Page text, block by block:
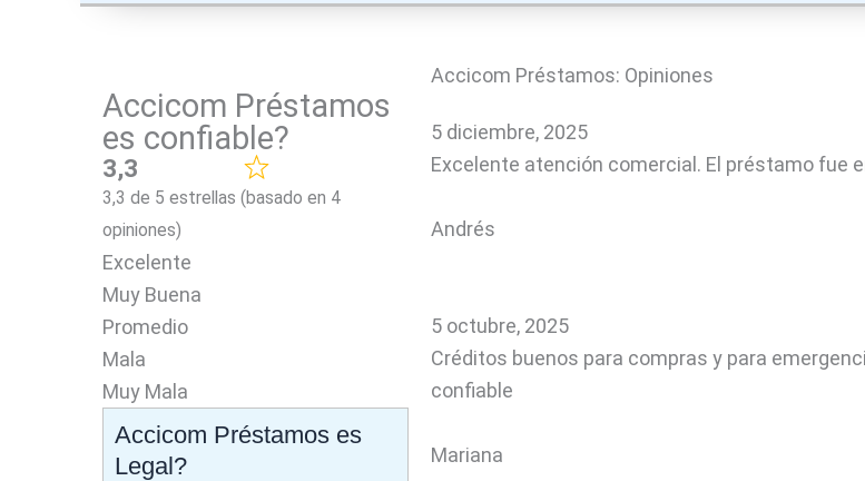
Accicom Préstamos
es confiable?
3,3
3,3 de 5 estrellas (basado en 4
opiniones)
Excelente
Muy Buena
Promedio
Mala
Muy Mala
Accicom Préstamos es
Legal?
Accicom Préstamos: Opiniones
5 diciembre, 2025
Excelente atención comercial. El préstamo fue
Andrés
5 octubre, 2025
Créditos buenos para compras y para
confiable
Mariana